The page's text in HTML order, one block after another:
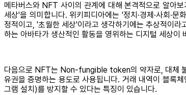
메타버스와 NFT 사이의 관계에 대해 본격적으로 알아
세상'을 의미합니다. 위키피디아에는 '정치·경제·사회·
정적이고, '초월한 세상'이라고 생각하기에는 추상적이
하는 아바타가 생산적인 활동을 영위하는 디지털 세상이
다음으로 NFT는 Non-fungible token의 약자로, 대체 불
유권을 증명하는 용도로 사용됩니다. 거래 내역이 블록
그램 설치)를 방지할 수 있다는 특징이 있습니다.